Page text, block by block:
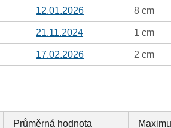
12.01.2026 8 cm
21.11.2024 1 cm
17.02.2026 2 cm
Průměrná hodnota